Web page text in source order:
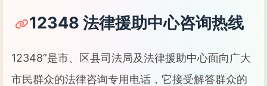
12348 法律援助中心咨询热线
12348”是市、区县司法局及法律援助中心面向广大
市民群众的法律咨询专用电话，它接受解答群众的